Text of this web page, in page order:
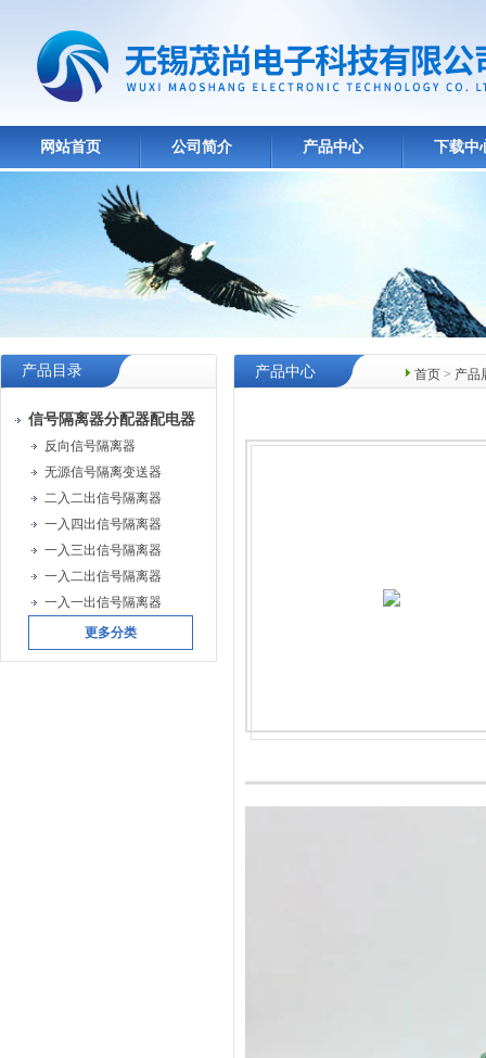
网站首页 公司简介 产品中心 下载中
产品目录
信号隔离器分配器配电器
反向信号隔离器
无源信号隔离变送器
二入二出信号隔离器
一入四出信号隔离器
一入三出信号隔离器
一入二出信号隔离器
一入一出信号隔离器
更多分类
首页 > 产品
产品中心